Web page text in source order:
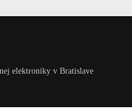
elektroniky v Bratislave